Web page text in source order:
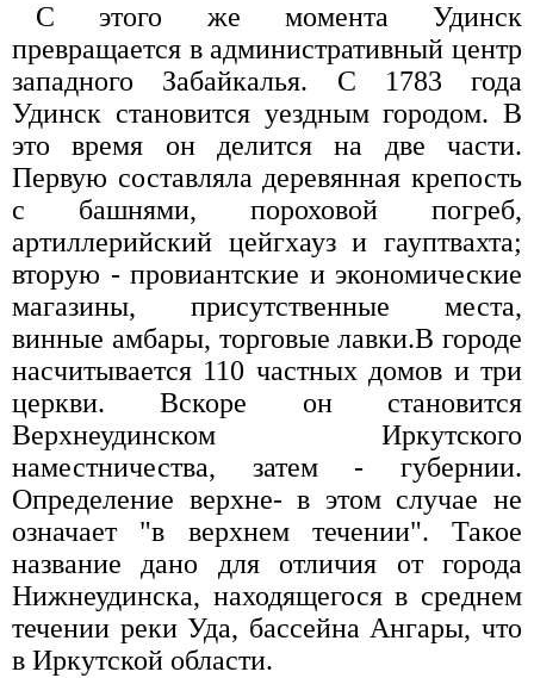
С этого же момента Удинск
превращается в административный центр
западного Забайкалья. С 1783 года
Удинск становится уездным городом. В
это время он делится на две части.
Первую составляла деревянная крепость
с башнями, пороховой погреб,
артиллерийский цейгхауз и гауптвахта;
вторую - провиантские и экономические
магазины, присутственные места,
винные амбары, торговые лавки.В городе
насчитывается 110 частных домов и три
церкви. Вскоре он становится
Верхнеудинском Иркутского
наместничества, затем - губернии.
Определение верхне- в этом случае не
означает "в верхнем течении". Такое
название дано для отличия от города
Нижнеудинска, находящегося в среднем
течении реки Уда, бассейна Ангары, что
в Иркутской области.